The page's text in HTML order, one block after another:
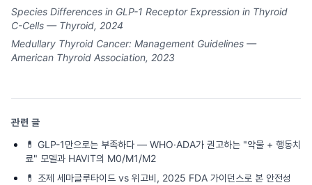
Species Differences in GLP-1 Receptor Expression in Thyroid
C-Cells — Thyroid, 2024
Medullary Thyroid Cancer: Management Guidelines —
American Thyroid Association, 2023
관련 글
💊 GLP-1만으로는 부족하다 — WHO·ADA가 권고하는 "약물 + 행동치
료" 모델과 HAVIT의 M0/M1/M2
💊 조제 세마글루타이드 vs 위고비, 2025 FDA 가이던스로 본 안전성